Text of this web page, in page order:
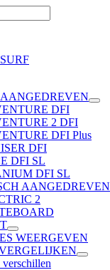
DFI
2 DFI
DFI Plus
DFI
DFI SL
DFI SL
AANGEDREVEN
2
WEERGEVEN
verschillen